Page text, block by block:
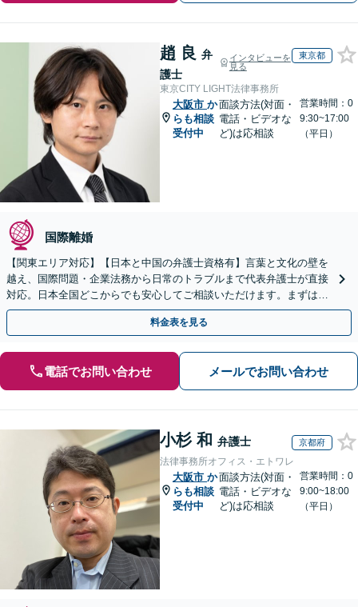
趙 良 弁
護士
インタビューを
見る
東京都
東京CITY LIGHT法律事務所
大阪市 か
らも相談
受付中
面談方法(対面・
電話・ビデオな
ど)は応相談
営業時間：0
9:30~17:00
（平日）
国際離婚
【関東エリア対応】【日本と中国の弁護士資格有】言葉と文化の壁を
越え、国際問題・企業法務から日常のトラブルまで代表弁護士が直接
対応。日本全国どこからでも安心してご相談いただけます。まずは一
歩を踏み出してみませんか。【初回相談無料】
料金表を見る
電話でお問い合わせ メールでお問い合わせ
小杉 和 弁護士 京都府
法律事務所オフィス・エトワレ
大阪市 か
らも相談
受付中
面談方法(対面・
電話・ビデオな
ど)は応相談
営業時間：0
9:00~18:00
（平日）